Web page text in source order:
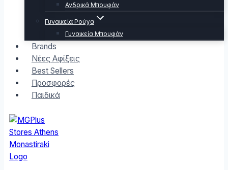
Ανδρικά Μπουφάν
Γυναικεία Ρούχα
Γυναικεία Μπουφάν
Brands
Νέες Αφίξεις
Best Sellers
Προσφορές
Παιδικά